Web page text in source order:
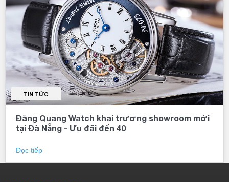
TIN TỨC
Đăng Quang Watch khai trương showroom mới
tại Đà Nẵng - Ưu đãi đến 40
Đọc tiếp